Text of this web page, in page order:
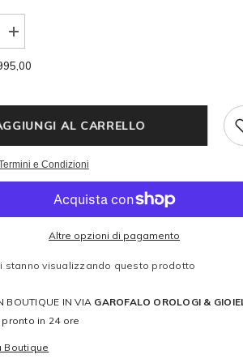
Aumenta
la
quantità
per
Field
AL CARRELLO
e Condizioni
Altre opzioni di pagamento
stanno visualizzando questo prodotto
BOUTIQUE IN VIA GAROFALO OROLOGI &
in 24 ore
Boutique